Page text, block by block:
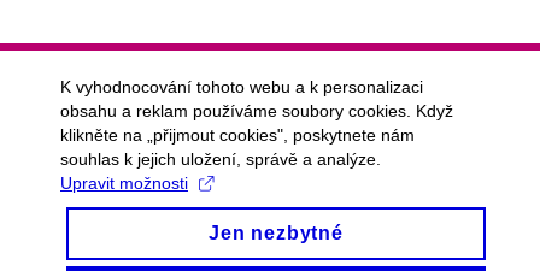
K vyhodnocování tohoto webu a k personalizaci
obsahu a reklam používáme soubory cookies. Když
klikněte na „přijmout cookies", poskytnete nám
souhlas k jejich uložení, správě a analýze.
Upravit možnosti
Jen nezbytné